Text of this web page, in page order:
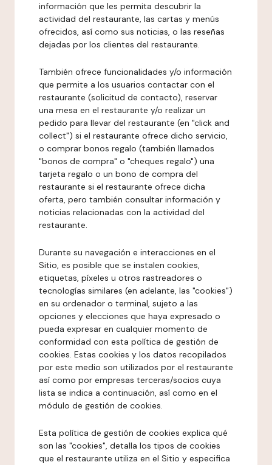
información que les permita descubrir la
actividad del restaurante, las cartas y menús
ofrecidos, así como sus noticias, o las reseñas
dejadas por los clientes del restaurante.
También ofrece funcionalidades y/o información
que permite a los usuarios contactar con el
restaurante (solicitud de contacto), reservar
una mesa en el restaurante y/o realizar un
pedido para llevar del restaurante (en "click and
collect") si el restaurante ofrece dicho servicio,
o comprar bonos regalo (también llamados
"bonos de compra" o "cheques regalo") una
tarjeta regalo o un bono de compra del
restaurante si el restaurante ofrece dicha
oferta, pero también consultar información y
noticias relacionadas con la actividad del
restaurante.
Durante su navegación e interacciones en el
Sitio, es posible que se instalen cookies,
etiquetas, píxeles u otros rastreadores o
tecnologías similares (en adelante, las "cookies")
en su ordenador o terminal, sujeto a las
opciones y elecciones que haya expresado o
pueda expresar en cualquier momento de
conformidad con esta política de gestión de
cookies. Estas cookies y los datos recopilados
por este medio son utilizados por el restaurante
así como por empresas terceras/socios cuya
lista se indica a continuación, así como en el
módulo de gestión de cookies.
Esta política de gestión de cookies explica qué
son las "cookies", detalla los tipos de cookies
que el restaurante utiliza en el Sitio y especifica